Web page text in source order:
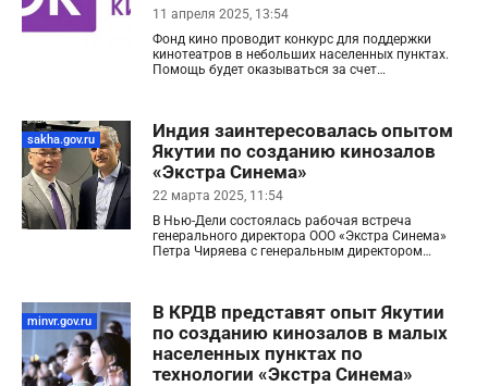
11 апреля 2025, 13:54
Фонд кино проводит конкурс для поддержки
кинотеатров в небольших населенных пунктах.
Помощь будет оказываться за счет
кинопоказа «Экстра Синема», разработанная
местными специалистами.
sakha.gov.ru
Индия заинтересовалась опытом
Якутии по созданию кинозалов
«Экстра Синема»
22 марта 2025, 11:54
В Нью-Дели состоялась рабочая встреча
генерального директора ООО «Экстра Синема»
Петра Чиряева с генеральным директором
корпорации развития кино Индии А.Малхотрой.
minvr.gov.ru
В КРДВ представят опыт Якутии
по созданию кинозалов в малых
населенных пунктах по
технологии «Экстра Синема»